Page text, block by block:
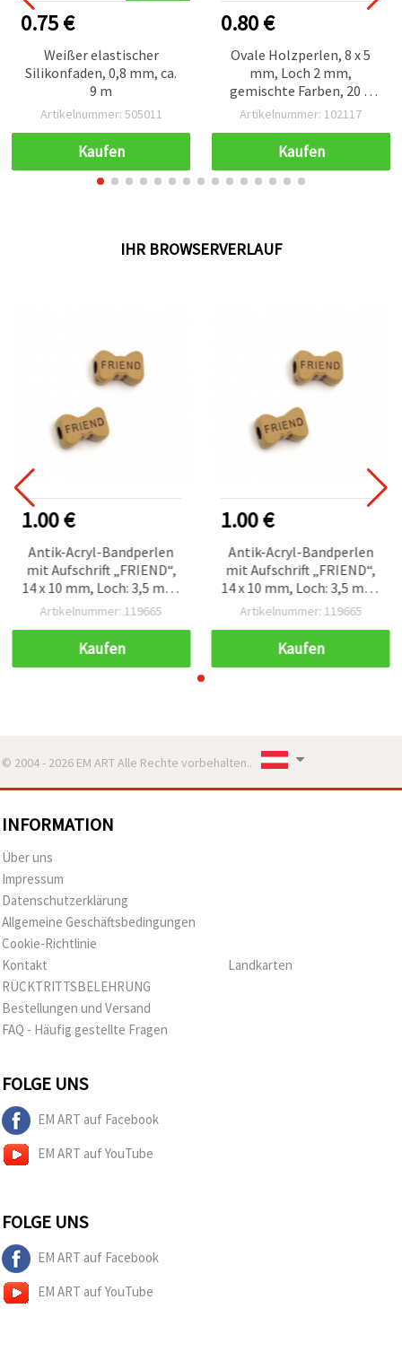
0.75 €
Weißer elastischer
Silikonfaden, 0,8 mm, ca.
9 m
Artikelnummer: 505011
Kaufen
0.80 €
Ovale Holzperlen, 8 x 5
mm, Loch 2 mm,
gemischte Farben, 20 g
(ca. 240 Stk.)
Artikelnummer: 102117
Kaufen
IHR BROWSERVERLAUF
1.00 €
Antik-Acryl-Bandperlen
mit Aufschrift „FRIEND“,
14 x 10 mm, Loch: 3,5 mm,
Braun – 50 g (~85 Stk.)
Artikelnummer: 119665
Kaufen
1.00 €
Antik-Acryl-Bandperlen
mit Aufschrift „FRIEND“,
14 x 10 mm, Loch: 3,5 mm,
Braun – 50 g (~85 Stk.)
Artikelnummer: 119665
Kaufen
© 2004 - 2026 EM ART Alle Rechte vorbehalten..
INFORMATION
Über uns
Impressum
Datenschutzerklärung
Allgemeine Geschäftsbedingungen
Cookie-Richtlinie
Kontakt
RÜCKTRITTSBELEHRUNG
Bestellungen und Versand
FAQ - Häufig gestellte Fragen
Landkarten
FOLGE UNS
EM ART auf Facebook
EM ART auf YouTube
FOLGE UNS
EM ART auf Facebook
EM ART auf YouTube